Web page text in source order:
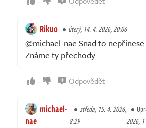
Rikuo úterý, 14. 4. 2026, 20:06
@michael-nae Snad to
Známe ty přechody
Odpovědět
michael-
nae
středa, 15. 4. 2026,
8:29
2026,